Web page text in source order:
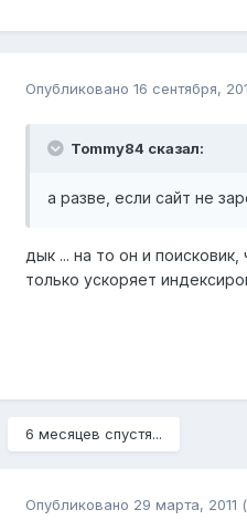
Опубликовано 16 сентября,
Tommy84 сказал:
а разве, если сайт не
дык ... на то он и
только ускоряет
6 месяцев спустя...
Опубликовано 29 марта, 2011